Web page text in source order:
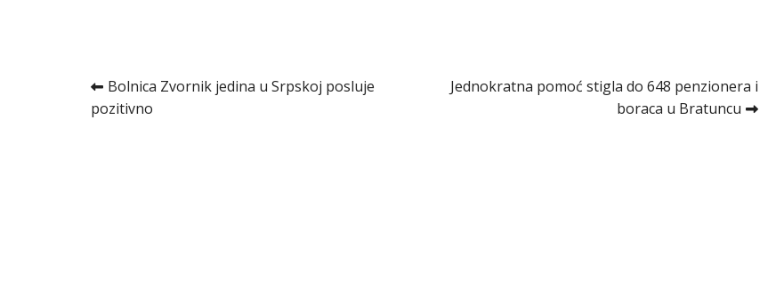
Kretanje
Bolnica Zvornik jedina u Srpskoj posluje
pozitivno
Jednokratna pomoć stigla do 648 penzionera i
boraca u Bratuncu